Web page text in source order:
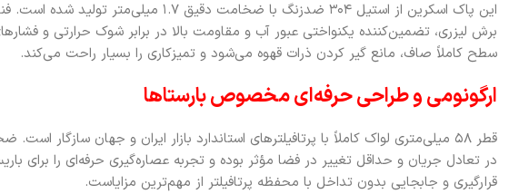
این پاک اسکرین از استیل ۳۰۴ ضدزنگ با ضخامت دقیق ۱.۷
برش لیزری، تضمین‌کننده یکنواختی عبور آب و مقاومت بالا در برابر شوک حرارتی و
سطح کاملاً صاف، مانع گیر کردن ذرات قهوه می‌شود و تمیزکاری را بسیار راحت می‌کند.
ارگونومی و طراحی حرفه‌ای مخصوص بارستاها
در تعادل جریان و حداقل تغییر در فضا مؤثر بوده و تجربه عصاره‌گیری حرفه‌ای را برای
قرارگیری و جابجایی بدون تداخل با محفظه پرتافیلتر از مهم‌ترین مزایاست.